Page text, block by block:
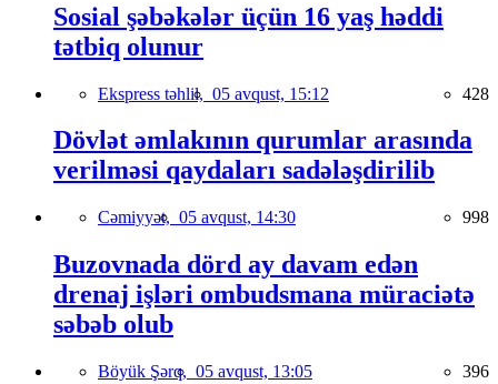
Sosial şəbəkələr üçün 16 yaş həddi
tətbiq olunur
Ekspress təhlil, 05 avqust, 15:12 428
Dövlət əmlakının qurumlar arasında
verilməsi qaydaları sadələşdirilib
Cəmiyyət, 05 avqust, 14:30 998
Buzovnada dörd ay davam edən
drenaj işləri ombudsmana müraciətə
səbəb olub
Böyük Şərq, 05 avqust, 13:05 396